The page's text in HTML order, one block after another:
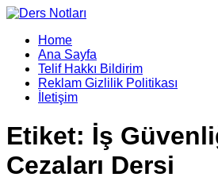
Home
Ana Sayfa
Telif Hakkı Bildirim
Reklam Gizlilik Politikası
İletişim
Etiket: İş
Cezaları Dersi